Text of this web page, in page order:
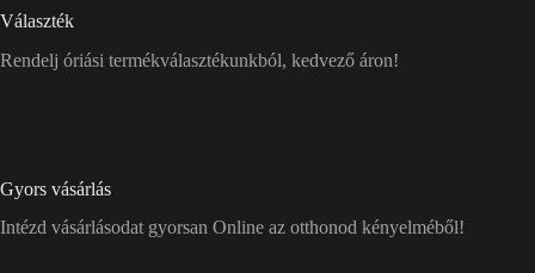
Választék
Rendelj óriási termékválasztékunkból, kedvező áron!
Gyors vásárlás
Intézd vásárlásodat gyorsan Online az otthonod kényelméből!